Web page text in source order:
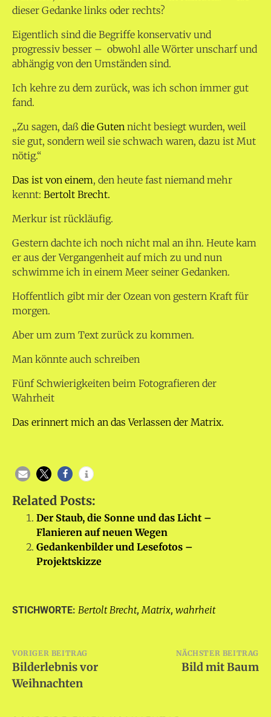
dieser Gedanke links oder rechts?
Eigentlich sind die Begriffe konservativ und
progressiv besser – obwohl alle Wörter unscharf und
abhängig von den Umständen sind.
Ich kehre zu dem zurück, was ich schon immer gut
fand.
„Zu sagen, daß die Guten nicht besiegt wurden, weil
sie gut, sondern weil sie schwach waren, dazu ist Mut
nötig.“
Das ist von einem, den heute fast niemand mehr
kennt: Bertolt Brecht.
Merkur ist rückläufig.
Gestern dachte ich noch nicht mal an ihn. Heute kam
er aus der Vergangenheit auf mich zu und nun
schwimme ich in einem Meer seiner Gedanken.
Hoffentlich gibt mir der Ozean von gestern Kraft für
morgen.
Aber um zum Text zurück zu kommen.
Man könnte auch schreiben
Fünf Schwierigkeiten beim Fotografieren der
Wahrheit
Das erinnert mich an das Verlassen der Matrix.
Related Posts:
Der Staub, die Sonne und das Licht –
Flanieren auf neuen Wegen
Gedankenbilder und Lesefotos –
Projektskizze
STICHWORTE: Bertolt Brecht, Matrix, wahrheit
Beitragsnavigation
VORIGER BEITRAG
Bilderlebnis vor
Weihnachten
NÄCHSTER BEITRAG
Bild mit Baum